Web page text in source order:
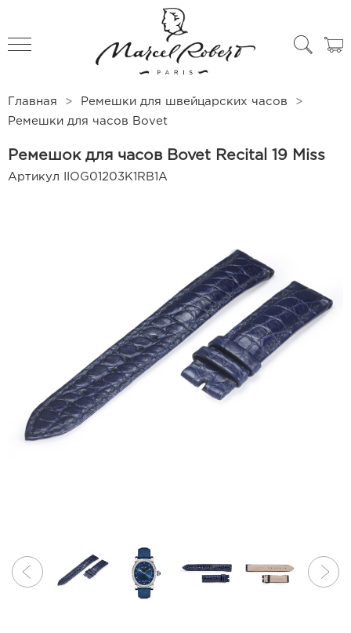
Главная
Ремешки для швейцарских часов
Ремешки для часов Bovet
Ремешок для часов Bovet Recital 19 Miss
Артикул IIOG01203K1RB1A